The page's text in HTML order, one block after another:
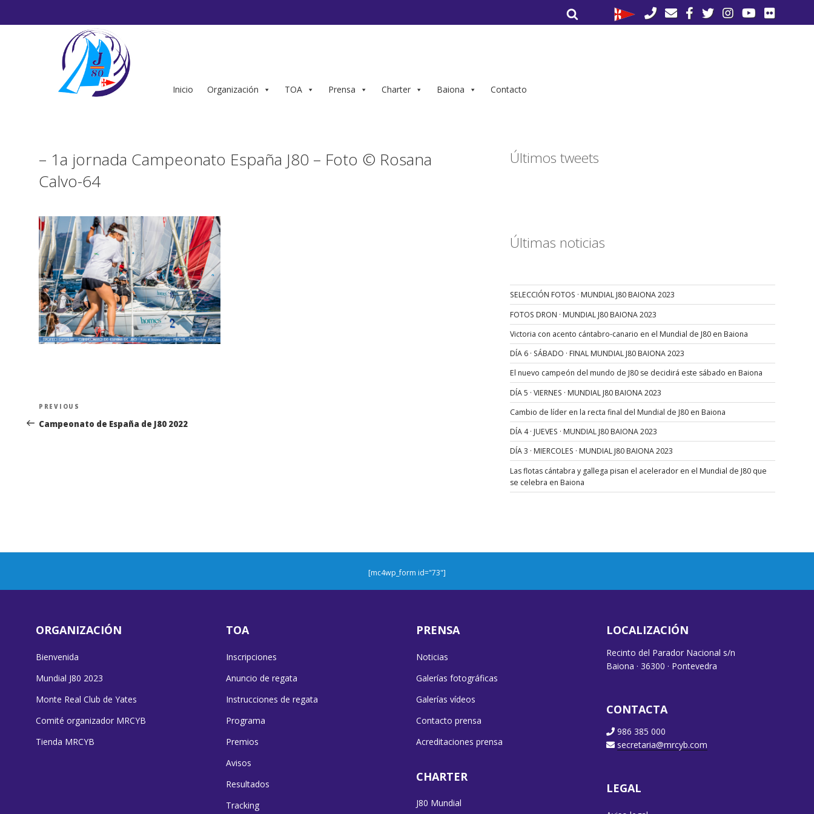
por:
Inicio Organización TOA Prensa Charter Baiona Contacto
– 1a jornada Campeonato España J80 – Foto © Rosana
Calvo-64
Navegación
de
Previous
Post
PREVIOUS
Campeonato de España de J80 2022
Últimos tweets
Últimas noticias
SELECCIÓN FOTOS · MUNDIAL J80 BAIONA 2023
FOTOS DRON · MUNDIAL J80 BAIONA 2023
Victoria con acento cántabro-canario en el Mundial de J80 en Baiona
DÍA 6 · SÁBADO · FINAL MUNDIAL J80 BAIONA 2023
El nuevo campeón del mundo de J80 se decidirá este sábado en Baiona
DÍA 5 · VIERNES · MUNDIAL J80 BAIONA 2023
Cambio de líder en la recta final del Mundial de J80 en Baiona
DÍA 4 · JUEVES · MUNDIAL J80 BAIONA 2023
DÍA 3 · MIERCOLES · MUNDIAL J80 BAIONA 2023
Las flotas cántabra y gallega pisan el acelerador en el Mundial de J80 que
se celebra en Baiona
[mc4wp_form id="73"]
ORGANIZACIÓN
Bienvenida
Mundial J80 2023
Monte Real Club de Yates
Comité organizador MRCYB
Tienda MRCYB
TOA
Inscripciones
Anuncio de regata
Instrucciones de regata
Programa
Premios
Avisos
Resultados
Tracking
PRENSA
Noticias
Galerías fotográficas
Galerías vídeos
Contacto prensa
Acreditaciones prensa
CHARTER
J80 Mundial
LOCALIZACIÓN
Recinto del Parador Nacional s/n
Baiona · 36300 · Pontevedra
CONTACTA
986 385 000
secretaria@mrcyb.com
LEGAL